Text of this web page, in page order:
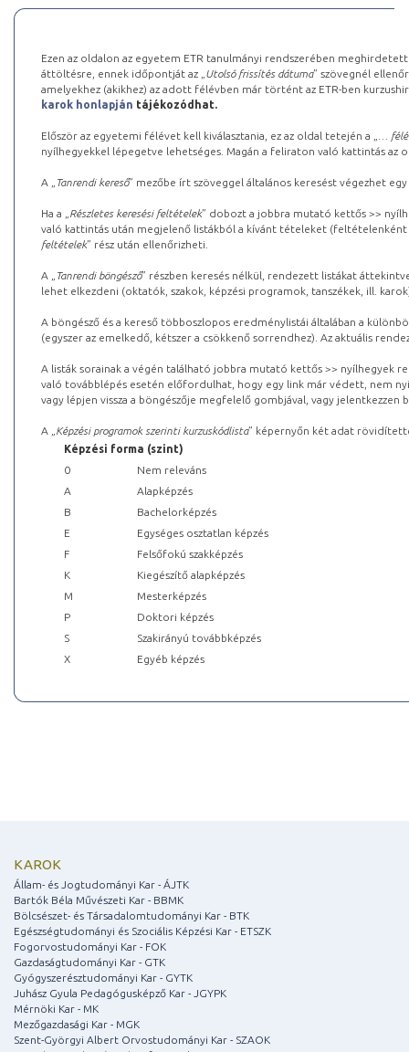
Ezen az oldalon az egyetem ETR tanulmányi rendszerében
áttöltésre, ennek időpontját az „ Utolsó frissítés dátuma” szövegnél
amelyekhez (akikhez) az adott félévben már történt az ETR-ben
karok honlapján tájékozódhat.
Először az egyetemi félévet kell kiválasztania, ez az oldal tetején a „
…
nyílhegyekkel lépegetve lehetséges. Magán a feliraton való kattintás az
A „ Tanrendi kereső” mezőbe írt szöveggel általános keresést végezhet
Ha a „ Részletes keresési feltételek” dobozt a jobbra mutató kettős >>
való kattintás után megjelenő listákból a kívánt tételeket (feltételenként
feltételek” rész után ellenőrizheti.
A „ Tanrendi böngésző” részben keresés nélkül, rendezett listákat
lehet elkezdeni (oktatók, szakok, képzési programok, tanszékek, ill.
A böngésző és a kereső többoszlopos eredménylistái általában a
(egyszer az emelkedő, kétszer a csökkenő sorrendhez). Az aktuális
A listák sorainak a végén található jobbra mutató kettős >> nyílhegyek
való továbblépés esetén előfordulhat, hogy egy link már védett, nem
vagy lépjen vissza a böngészője megfelelő gombjával, vagy
A „ Képzési programok szerinti kurzuskódlista” képernyőn két adat
Képzési forma (szint)
0
Nem releváns
A
Alapképzés
B
Bachelorképzés
E
Egységes osztatlan képzés
F
Felsőfokú szakképzés
K
Kiegészítő alapképzés
M
Mesterképzés
P
Doktori képzés
S
Szakirányú továbbképzés
X
Egyéb képzés
KAROK
Állam- és Jogtudományi Kar - ÁJTK
Bartók Béla Művészeti Kar - BBMK
Bölcsészet- és Társadalomtudományi Kar - BTK
Egészségtudományi és Szociális Képzési Kar - ETSZK
Fogorvostudományi Kar - FOK
Gazdaságtudományi Kar - GTK
Gyógyszerésztudományi Kar - GYTK
Juhász Gyula Pedagógusképző Kar - JGYPK
Mérnöki Kar - MK
Mezőgazdasági Kar - MGK
Szent-Györgyi Albert Orvostudományi Kar - SZAOK